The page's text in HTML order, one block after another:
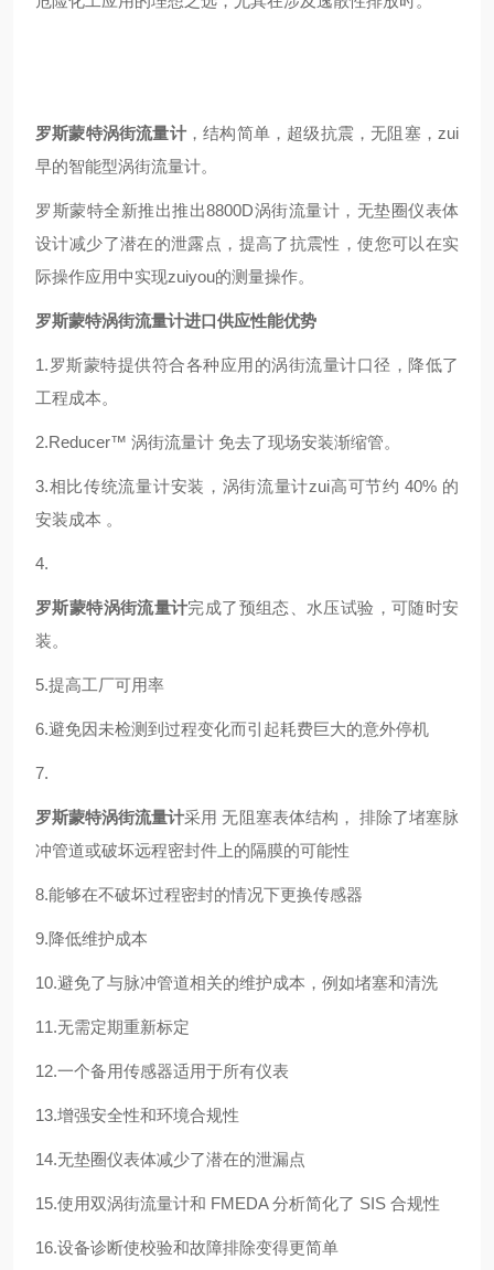
罗斯蒙特涡街流量计，结构简单，超级抗震，无阻塞，zui
早的智能型涡街流量计。
罗斯蒙特全新推出推出8800D涡街流量计，无垫圈仪表体
设计减少了潜在的泄露点，提高了抗震性，使您可以在实
际操作应用中实现zuiyou的测量操作。
罗斯蒙特涡街流量计进口供应性能优势
1.罗斯蒙特提供符合各种应用的涡街流量计口径，降低了
工程成本。
2.Reducer™ 涡街流量计 免去了现场安装渐缩管。
3.相比传统流量计安装，涡街流量计zui高可节约 40% 的
安装成本 。
4.
罗斯蒙特涡街流量计完成了预组态、水压试验，可随时安
装。
5.提高工厂可用率
6.避免因未检测到过程变化而引起耗费巨大的意外停机
7.
罗斯蒙特涡街流量计采用 无阻塞表体结构， 排除了堵塞脉
冲管道或破坏远程密封件上的隔膜的可能性
8.能够在不破坏过程密封的情况下更换传感器
9.降低维护成本
10.避免了与脉冲管道相关的维护成本，例如堵塞和清洗
11.无需定期重新标定
12.一个备用传感器适用于所有仪表
13.增强安全性和环境合规性
14.无垫圈仪表体减少了潜在的泄漏点
15.使用双涡街流量计和 FMEDA 分析简化了 SIS 合规性
16.设备诊断使校验和故障排除变得更简单